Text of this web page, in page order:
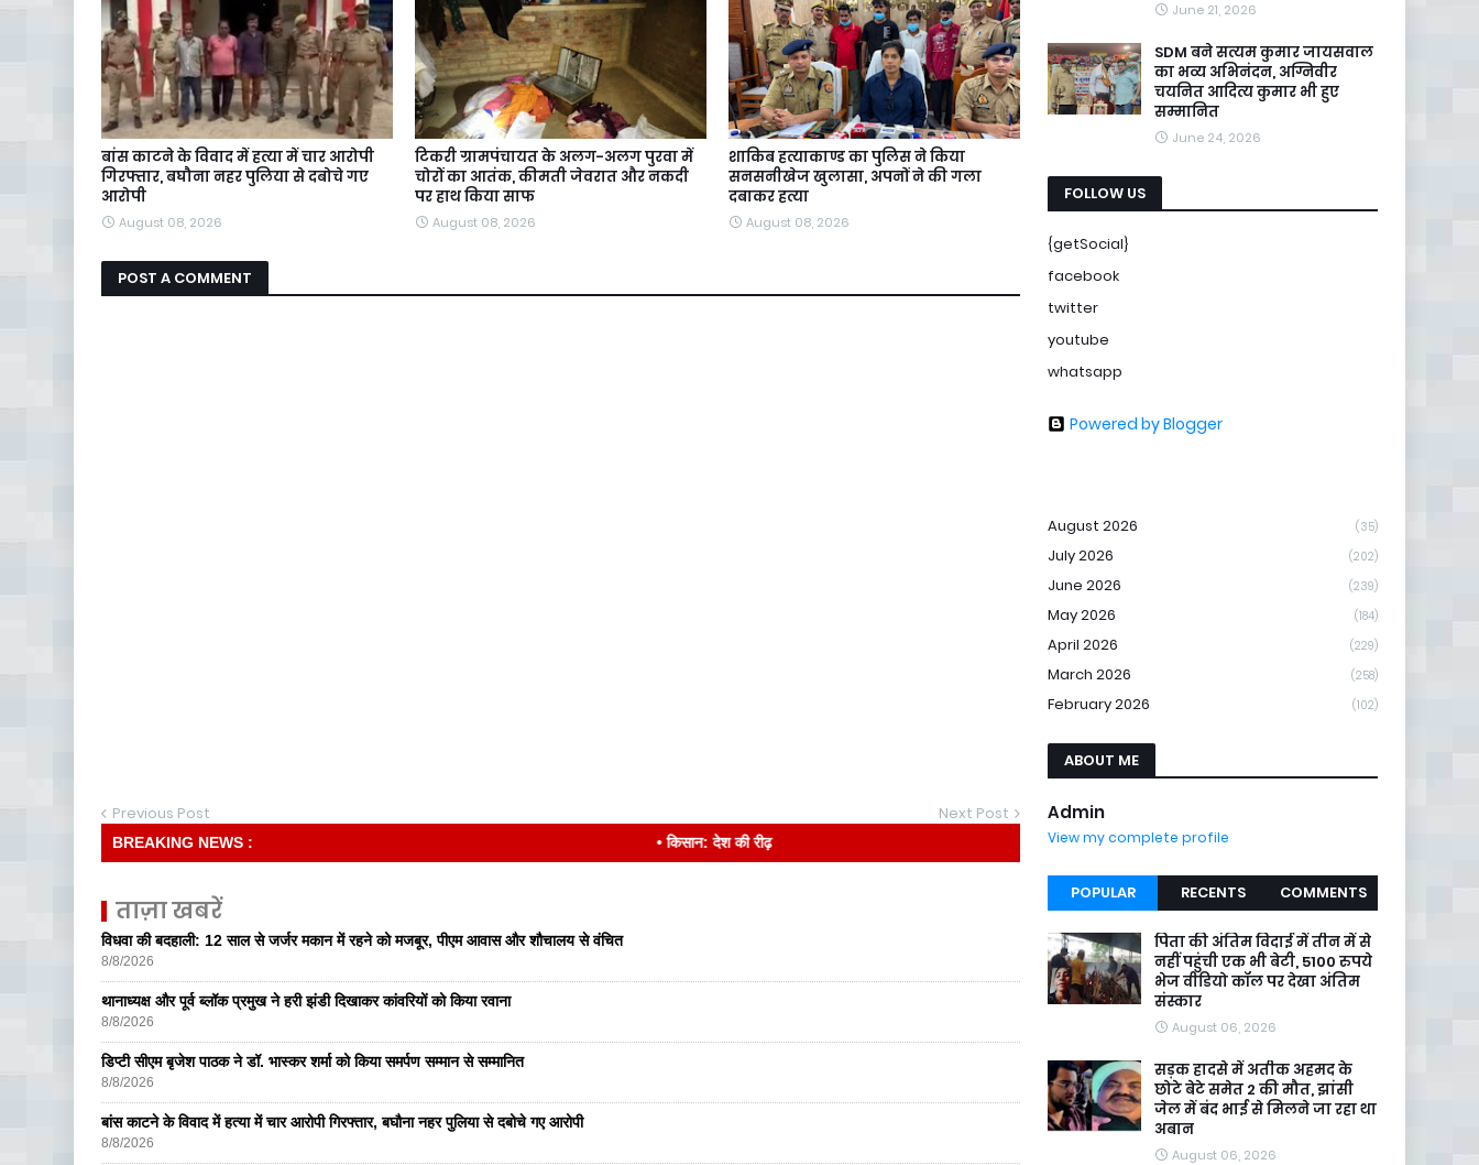
बांस काटने के विवाद में हत्या में चार आरोपी
गिरफ्तार, बघौना नहर पुलिया से दबोचे गए
आरोपी
August 08, 2026
टिकरी ग्रामपंचायत के अलग-अलग पुरवा में
चोरों का आतंक, कीमती जेवरात और नकदी
पर हाथ किया साफ
August 08, 2026
शाकिब हत्याकाण्ड का पुलिस ने किया
सनसनीखेज खुलासा, अपनों ने की गला
दबाकर हत्या
August 08, 2026
POST A COMMENT
Previous Post Next Post
BREAKING NEWS : • किसान: देश की रीढ़
ताज़ा खबरें
विधवा की बदहाली: 12 साल से जर्जर मकान में रहने को मजबूर, पीएम आवास और शौचालय से वंचित
8/8/2026
थानाध्यक्ष और पूर्व ब्लॉक प्रमुख ने हरी झंडी दिखाकर कांवरियों को किया रवाना
8/8/2026
डिप्टी सीएम बृजेश पाठक ने डॉ. भास्कर शर्मा को किया समर्पण सम्मान से सम्मानित
8/8/2026
बांस काटने के विवाद में हत्या में चार आरोपी गिरफ्तार, बघौना नहर पुलिया से दबोचे गए आरोपी
8/8/2026
June 21, 2026
SDM बने सत्यम कुमार जायसवाल
का भव्य अभिनंदन, अग्निवीर
चयनित आदित्य कुमार भी हुए
सम्मानित
June 24, 2026
FOLLOW US
{getSocial}
facebook
twitter
youtube
whatsapp
Powered by Blogger
August 2026 (35)
July 2026 (202)
June 2026 (239)
May 2026 (184)
April 2026 (229)
March 2026 (258)
February 2026 (102)
ABOUT ME
Admin
View my complete profile
POPULAR RECENTS COMMENTS
पिता की अंतिम विदाई में तीन में से
नहीं पहुंची एक भी बेटी, 5100 रुपये
भेज वीडियो कॉल पर देखा अंतिम
संस्कार
August 06, 2026
सड़क हादसे में अतीक अहमद के
छोटे बेटे समेत 2 की मौत, झांसी
जेल में बंद भाई से मिलने जा रहा था
अबान
August 06, 2026